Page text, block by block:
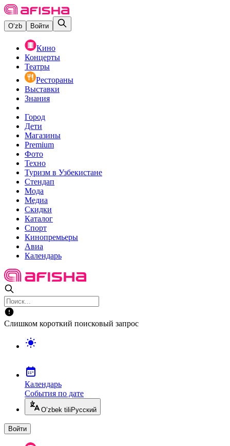
O‘zb Войти
Кино
Концерты
Театры
Рестораны
Выставки
Знания
Город
Дети
Магазины
Premium
Фото
Техно
Туризм в Узбекистане
Стендап
Мода
Медиа
Скидки
Каталог
Спорт
Кинопремьеры
Авиа
Календарь
Слишком короткий поисковый запрос
Календарь
События по дате
O’zbek tili Русский
Войти